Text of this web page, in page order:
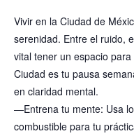
Vivir en la Ciudad de
serenidad. Entre el ruido,
vital tener un espacio
Ciudad es tu pausa
en claridad mental.
—Entrena tu mente: Usa
combustible para tu